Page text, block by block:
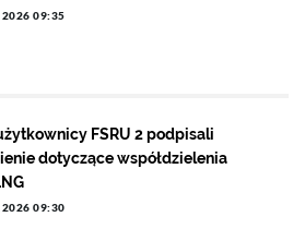
2026 09:35
FSRU 2 podpisali
dotyczące współdzielenia
2026 09:30